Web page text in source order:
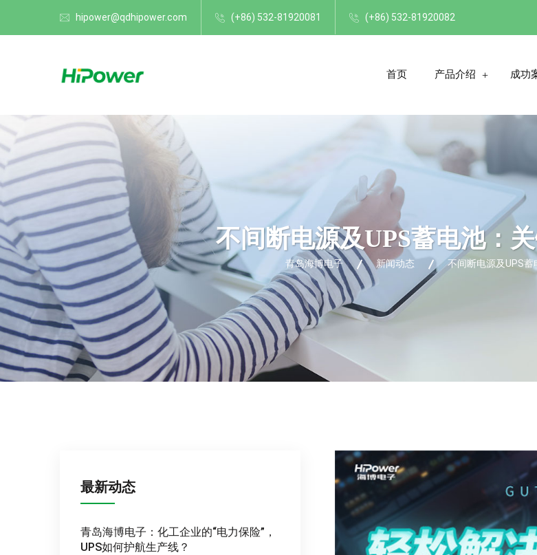
hipower@qdhipower.com (+86) 532-81920081 (+86) 532-81920082
首页 产品介绍 成功
不间断电源及UPS蓄电池：
青岛海博电子 新闻动态 不间断电源及UPS蓄
最新动态
青岛海博电子：化工企业的“电力保险”，
UPS如何护航生产线？